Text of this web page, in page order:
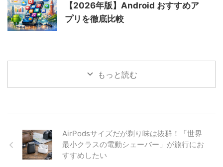
【2026年版】Android おすすめア
プリを徹底比較
もっと読む
AirPodsサイズだが剃り味は抜群！「世界
最小クラスの電動シェーバー」が旅行にお
すすめしたい